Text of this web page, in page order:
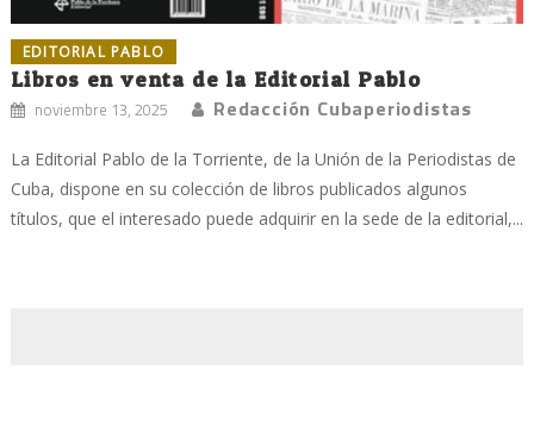
EDITORIAL PABLO
Libros en venta de la Editorial Pablo
noviembre 13, 2025 Redacción Cubaperiodistas
La Editorial Pablo de la Torriente, de la Unión de la Periodistas de
Cuba, dispone en su colección de libros publicados algunos
títulos, que el interesado puede adquirir en la sede de la editorial,...